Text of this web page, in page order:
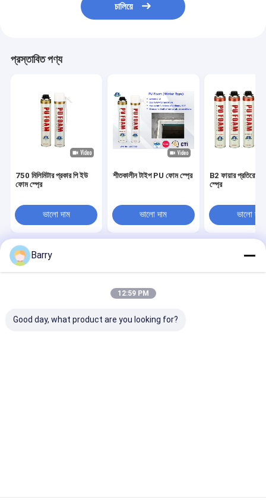
চালিয়ে
প্রস্তাবিত পণ্য
750 মিলিমিটার প্রকার পি ইউ
ফোম স্প্রে
ভালো দাম
শীতকালীন টাইপ PU ফোম স্প্রে
ভালো দাম
B2 ফায়ার
স্প্রে
ভালো দাম
সাইট ম্যাপ
গোপনীয়তা নীতি
চীন কারখানা.Copyright © 2026 Aristo Industries
Corporation Limited. All Rights Reserved.
Barry
12:59 PM
Good day, what product are you looking for?